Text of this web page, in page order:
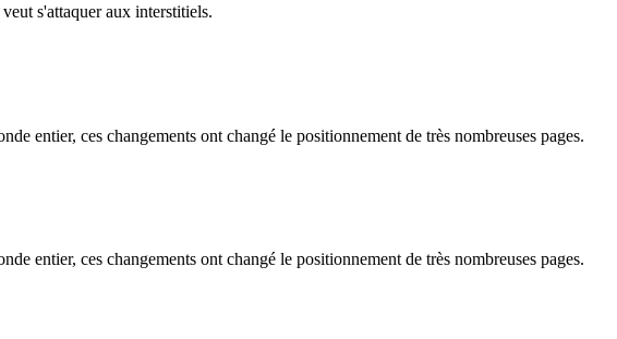
s'attaquer aux interstitiels.
entier, ces changements ont changé le positionnement de très nombreuses pages.
entier, ces changements ont changé le positionnement de très nombreuses pages.